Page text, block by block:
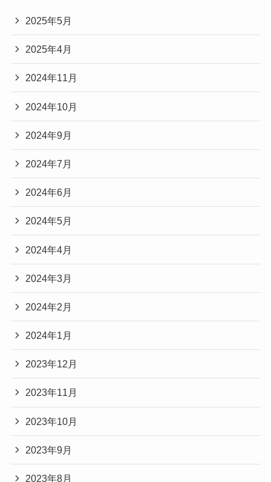
2025年5月
2025年4月
2024年11月
2024年10月
2024年9月
2024年7月
2024年6月
2024年5月
2024年4月
2024年3月
2024年2月
2024年1月
2023年12月
2023年11月
2023年10月
2023年9月
2023年8月